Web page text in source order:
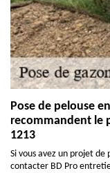
Pose de pelouse
recommandent le
1213
Si vous avez un projet de
contacter BD Pro